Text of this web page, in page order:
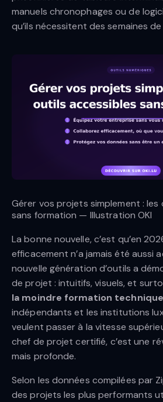
manuels chronophages ou de
qu’ils nécessitent des semaines
Gérer vos projets simplement : les
sans formation — Illustration OKI
La bonne nouvelle, c’est qu’en
efficacement n’a jamais été aussi
nouvelle génération d’outils a
de projet : intuitifs, visuels, et
la moindre formation
indépendants et les institutions
veulent passer à la vitesse
chef de projet certifié, c’est une
mais profonde.
Selon les données compilées par
des projets les plus performants